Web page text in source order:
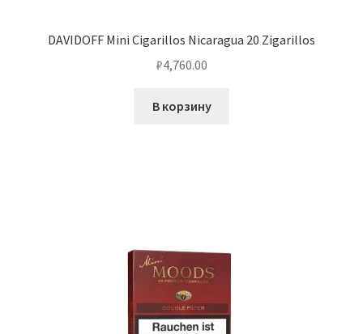
DAVIDOFF Mini Cigarillos Nicaragua 20 Zigarillos
₽4,760.00
В корзину